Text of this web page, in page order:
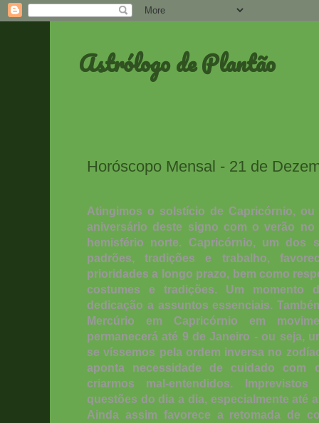
Astrólogo de Plantão
Horóscopo Mensal - 21 de
Atingimos o solstício de Capricórnio,
aniversário deste signo com o verão
hemisfério norte. Capricórnio, um dos
padrões, tradições e trabalho,
prioridades a longo prazo, bem como
costumes e tradições. Um momento
dedicação a assuntos essenciais.
Mercúrio em Capricórnio em
permanecerá até 9 de Janeiro - ou seja,
se víssemos pela ordem inversa no
aponta necessidade de cuidado com
criarmos mal-entendidos.
questões do dia a dia, especialmente até
Ainda assim favorece a retomada de